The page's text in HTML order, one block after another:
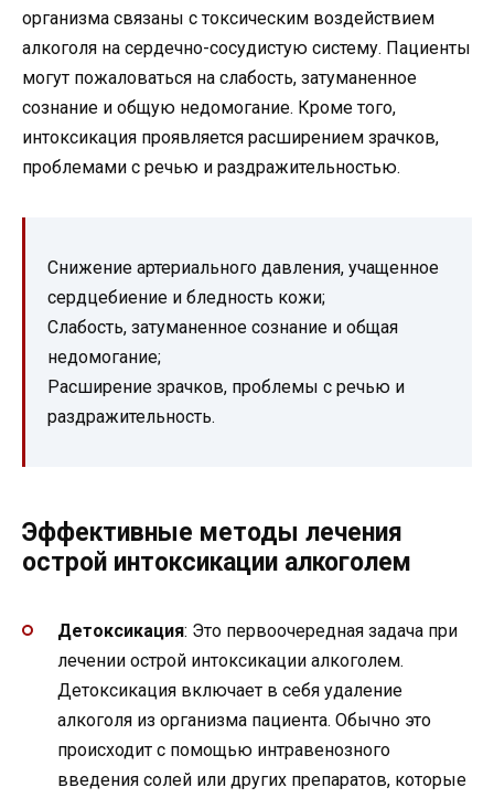
организма связаны с токсическим воздействием
алкоголя на сердечно-сосудистую систему. Пациенты
могут пожаловаться на слабость, затуманенное
сознание и общую недомогание. Кроме того,
интоксикация проявляется расширением зрачков,
проблемами с речью и раздражительностью.
Снижение артериального давления, учащенное
сердцебиение и бледность кожи;
Слабость, затуманенное сознание и общая
недомогание;
Расширение зрачков, проблемы с речью и
раздражительность.
Эффективные методы лечения
острой интоксикации алкоголем
Детоксикация: Это первоочередная задача при
лечении острой интоксикации алкоголем.
Детоксикация включает в себя удаление
алкоголя из организма пациента. Обычно это
происходит с помощью интравенозного
введения солей или других препаратов, которые